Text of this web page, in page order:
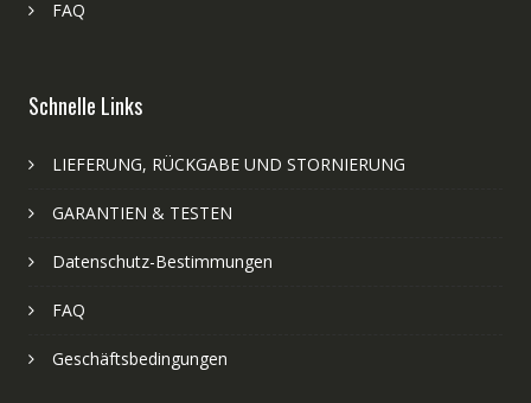
FAQ
Schnelle Links
LIEFERUNG, RÜCKGABE UND STORNIERUNG
GARANTIEN & TESTEN
Datenschutz-Bestimmungen
FAQ
Geschäftsbedingungen